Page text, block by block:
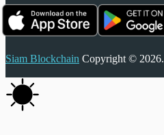
Siam Blockchain Copyright © 2026.